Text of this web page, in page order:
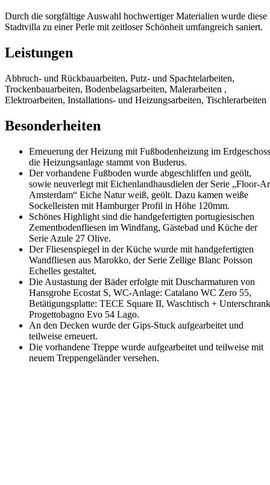
Durch die sorgfältige Auswahl hochwertiger Materialien wurde diese
Stadtvilla zu einer Perle mit zeitloser Schönheit umfangreich saniert.
Leistungen
Abbruch- und Rückbauarbeiten, Putz- und Spachtelarbeiten,
Trockenbauarbeiten, Bodenbelagsarbeiten, Malerarbeiten ,
Elektroarbeiten, Installations- und Heizungsarbeiten, Tischlerarbeiten
Besonderheiten
Erneuerung der Heizung mit Fußbodenheizung im
die Heizungsanlage stammt von Buderus.
Der vorhandene Fußboden wurde abgeschliffen und geölt,
sowie neuverlegt mit Eichenlandhausdielen der Serie „Floor-
Amsterdam“ Eiche Natur weiß, geölt. Dazu kamen weiße
Sockelleisten mit Hamburger Profil in Höhe 120mm.
Schönes Highlight sind die handgefertigten portugiesischen
Zementbodenfliesen im Windfang, Gästebad und Küche der
Serie Azule 27 Olive.
Der Fliesenspiegel in der Küche wurde mit handgefertigten
Wandfliesen aus Marokko, der Serie Zellige Blanc Poisson
Echelles gestaltet.
Die Austastung der Bäder erfolgte mit Duscharmaturen von
Hansgrohe Ecostat S, WC-Anlage: Catalano WC Zero 55,
Betätigungsplatte: TECE Square II, Waschtisch +
Progettobagno Evo 54 Lago.
An den Decken wurde der Gips-Stuck aufgearbeitet und
teilweise erneuert.
Die vorhandene Treppe wurde aufgearbeitet und teilweise mit
neuem Treppengeländer versehen.